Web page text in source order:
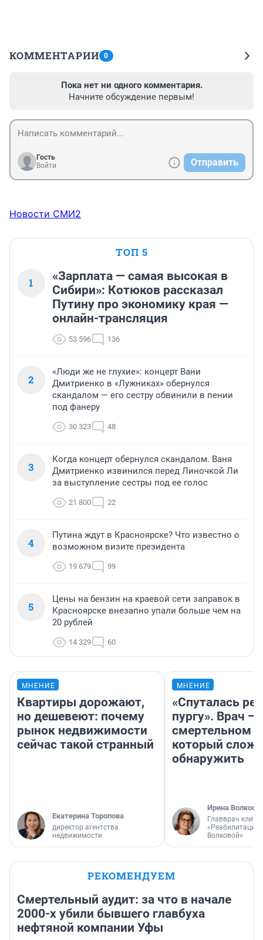
КОММЕНТАРИИ 0
Пока нет ни одного комментария.
Начните обсуждение первым!
Гость
Войти
Отправить
Новости СМИ2
ТОП 5
1
«Зарплата — самая высокая в
Сибири»: Котюков рассказал
Путину про экономику края —
онлайн-трансляция
53 596 136
2
«Люди же не глухие»: концерт Вани
Дмитриенко в «Лужниках» обернулся
скандалом — его сестру обвинили в пении
под фанеру
30 323 48
3
Когда концерт обернулся скандалом. Ваня
Дмитриенко извинился перед Линочкой Ли
за выступление сестры под ее голос
21 800 22
4
Путина ждут в Красноярске? Что известно о
возможном визите президента
19 679 99
5
Цены на бензин на краевой сети заправок в
Красноярске внезапно упали больше чем на
20 рублей
14 329 60
МНЕНИЕ
Квартиры дорожают,
но дешевеют: почему
рынок недвижимости
сейчас такой странный
Екатерина Торопова
директор агентства
недвижимости
МНЕНИЕ
«Спуталась
пургу». Врач —
смертельном
который
обнаружить
Ирина Волкова
Главврач
«Реабилитация
Волковой»
РЕКОМЕНДУЕМ
Смертельный аудит: за что в начале
2000-х убили бывшего главбуха
нефтяной компании Уфы